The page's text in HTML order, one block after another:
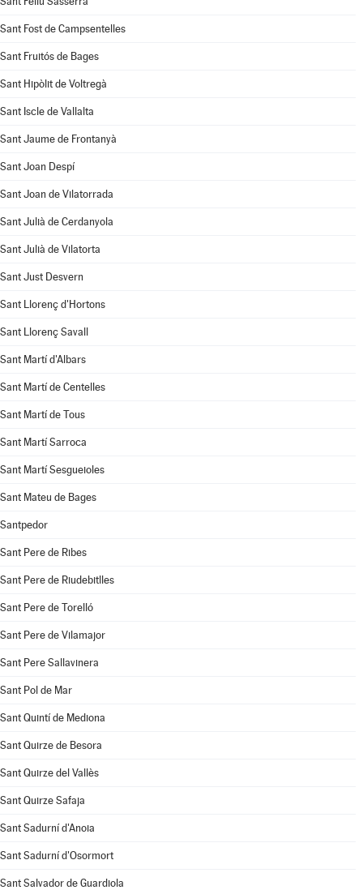
Sant Fost de Campsentelles
Sant Fruitós de Bages
Sant Hipòlit de Voltregà
Sant Iscle de Vallalta
Sant Jaume de Frontanyà
Sant Joan Despí
Sant Joan de Vilatorrada
Sant Julià de Cerdanyola
Sant Julià de Vilatorta
Sant Just Desvern
Sant Llorenç d'Hortons
Sant Llorenç Savall
Sant Martí d'Albars
Sant Martí de Centelles
Sant Martí de Tous
Sant Martí Sarroca
Sant Martí Sesgueioles
Sant Mateu de Bages
Santpedor
Sant Pere de Ribes
Sant Pere de Riudebitlles
Sant Pere de Torelló
Sant Pere de Vilamajor
Sant Pere Sallavinera
Sant Pol de Mar
Sant Quintí de Mediona
Sant Quirze de Besora
Sant Quirze del Vallès
Sant Quirze Safaja
Sant Sadurní d'Anoia
Sant Sadurní d'Osormort
Sant Salvador de Guardiola